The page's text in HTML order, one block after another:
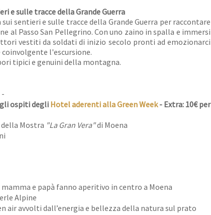
e sulle tracce della Grande Guerra
sentieri e sulle tracce della Grande Guerra per raccontare
Passo San Pellegrino. Con uno zaino in spalla e immersi
vestiti da soldati di inizio secolo pronti ad emozionarci
coinvolgente l'escursione.
tipici e genuini della montagna.
ospiti degli Hotel aderenti alla Green Week- Extra: 10€ per
Mostra "La Gran Vera"di Moena
e papà fanno aperitivo in centro a Moena
Alpine
air avvolti dall’energia e bellezza della natura sul prato